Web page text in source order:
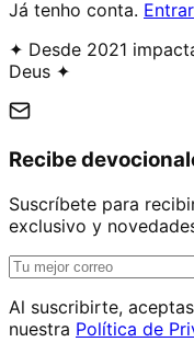
Já tenho conta. Entrar
✦ Desde 2021
Deus ✦
Recibe
Suscríbete para
exclusivo y
Al suscribirte,
nuestra Política de